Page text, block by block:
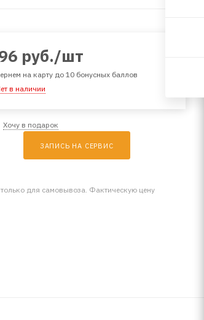
руб./шт
на карту до 10 бонусных баллов
в наличии
Хочу в подарок
ЗАПИСЬ НА СЕРВИС
для самовывоза. Фактическую цену